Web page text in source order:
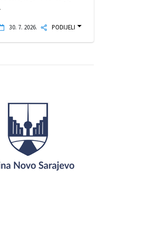
30. 7. 2026. PODIJELI